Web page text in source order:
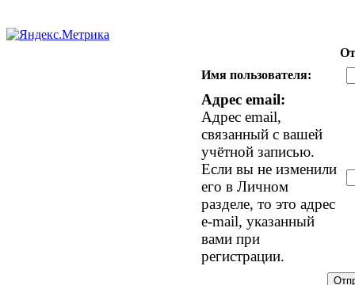
Имя пользователя:
Адрес email:
Адрес email,
связанный с вашей
учётной записью.
Если вы не изменили
его в Личном
разделе, то это адрес
e-mail, указанный
вами при
регистрации.